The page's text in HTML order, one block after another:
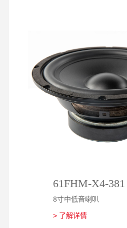
61FHM-X4-381
8寸中低音喇叭
> 了解详情